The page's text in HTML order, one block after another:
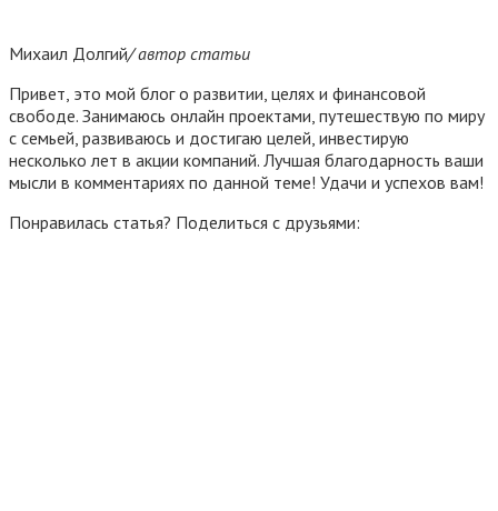
Михаил Долгий/ автор статьи
Привет, это мой блог о развитии, целях и финансовой
свободе. Занимаюсь онлайн проектами, путешествую по миру
с семьей, развиваюсь и достигаю целей, инвестирую
несколько лет в акции компаний. Лучшая благодарность ваши
мысли в комментариях по данной теме! Удачи и успехов вам!
Понравилась статья? Поделиться с друзьями: